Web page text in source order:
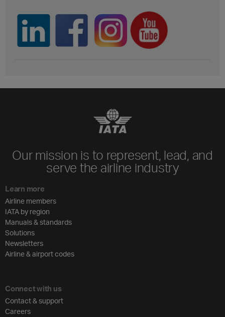
Our mission is to represent, lead, and
serve the airline industry
Learn more
Airline members
IATA by region
Manuals & standards
Solutions
Newsletters
Airline & airport codes
Connect with us
Contact & support
Careers